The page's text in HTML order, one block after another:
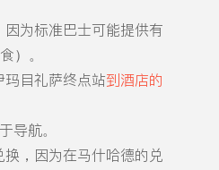
为标准巴士可能提供有
）。
玛目礼萨终点站到酒店的
导航。
，因为在马什哈德的兑